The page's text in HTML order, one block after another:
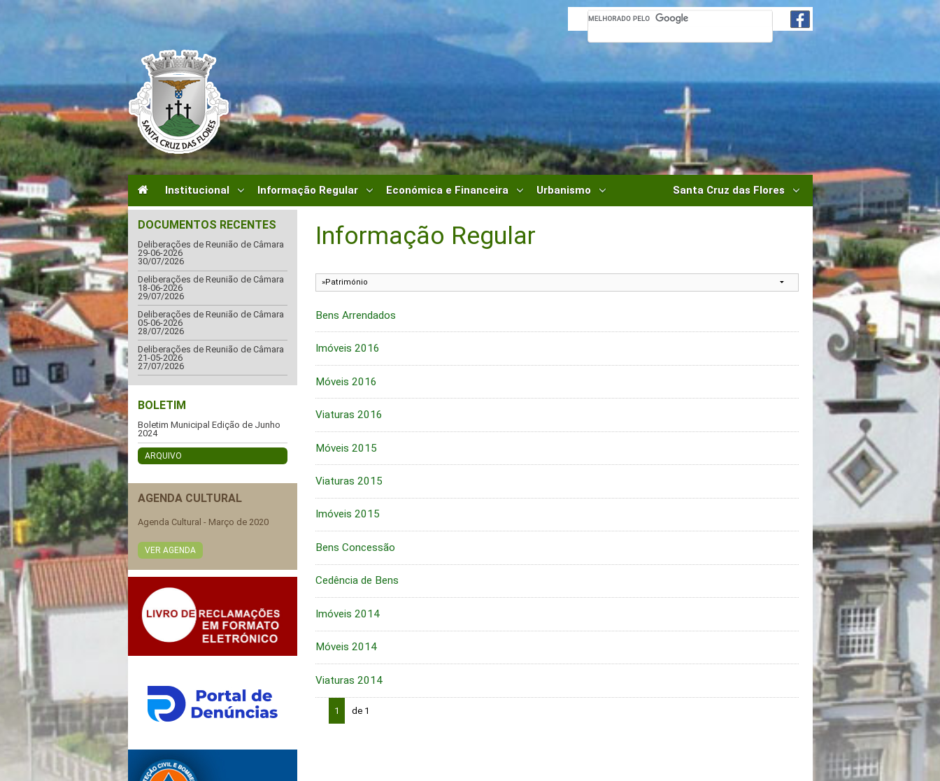
Institucional Informação Regular Económica e Financeira Urbanismo Santa Cruz das Flores
DOCUMENTOS RECENTES
Deliberações de Reunião de Câmara
29-06-2026
30/07/2026
Deliberações de Reunião de Câmara
18-06-2026
29/07/2026
Deliberações de Reunião de Câmara
05-06-2026
28/07/2026
Deliberações de Reunião de Câmara
21-05-2026
27/07/2026
BOLETIM
Boletim Municipal Edição de Junho
2024
ARQUIVO
AGENDA CULTURAL
Agenda Cultural - Março de 2020
VER AGENDA
Informação Regular
Bens Arrendados
Imóveis 2016
Móveis 2016
Viaturas 2016
Móveis 2015
Viaturas 2015
Imóveis 2015
Bens Concessão
Cedência de Bens
Imóveis 2014
Móveis 2014
Viaturas 2014
1 de 1